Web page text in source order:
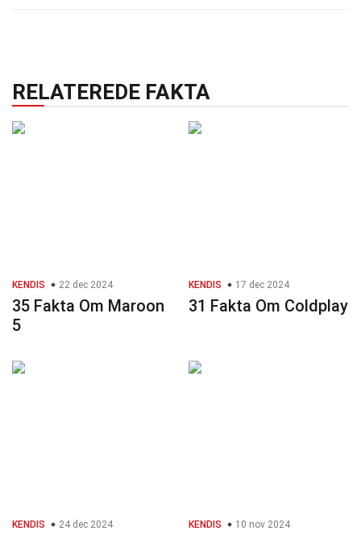
RELATEREDE FAKTA
KENDIS 22 dec 2024
35 Fakta Om Maroon
5
KENDIS 17 dec 2024
31 Fakta Om Coldplay
KENDIS 24 dec 2024 KENDIS 10 nov 2024